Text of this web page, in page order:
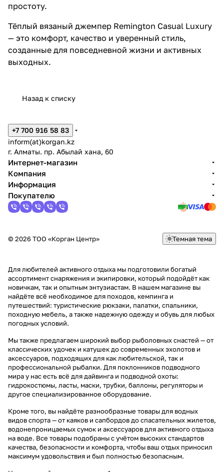
простоту.
Тёплый вязаный джемпер Remington Casual Luxury
— это комфорт, качество и уверенный стиль,
созданные для повседневной жизни и активных
выходных.
Назад к списку
+7 700 916 58 83
inform(at)korgan.kz
г. Алматы. пр. Абылай хана, 60
Интернет-магазин
Компания
Информация
Покупателю
© 2026 ТОО «Корган Центр» Темная тема
Для любителей активного отдыха мы подготовили богатый
ассортимент снаряжения и экипировки, который подойдёт как
новичкам, так и опытным энтузиастам. В нашем магазине вы
найдёте всё необходимое для походов, кемпинга и
путешествий: туристические рюкзаки, палатки, спальники,
походную мебель, а также надежную одежду и обувь для любых
погодных условий.
Мы также предлагаем широкий выбор рыболовных снастей — от
классических удочек и катушек до современных эхолотов и
аксессуаров, подходящих для как любительской, так и
профессиональной рыбалки. Для поклонников подводного
мира у нас есть всё для дайвинга и подводной охоты:
гидрокостюмы, ласты, маски, трубки, баллоны, регуляторы и
другое специализированное оборудование.
Кроме того, вы найдёте разнообразные товары для водных
видов спорта — от каяков и сапбордов до спасательных жилетов,
водонепроницаемых сумок и аксессуаров для активного отдыха
на воде. Все товары подобраны с учётом высоких стандартов
качества, безопасности и комфорта, чтобы ваш отдых приносил
максимум удовольствия и был полностью безопасным.